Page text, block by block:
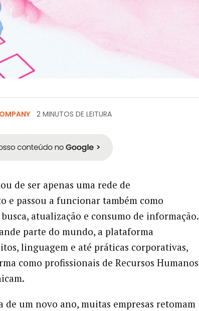
2 MINUTOS DE LEITURA
de ser apenas uma rede de
e passou a funcionar também como
atualização e consumo de informação.
parte do mundo, a plataforma
linguagem e até práticas corporativas,
como profissionais de Recursos Humanos
de um novo ano, muitas empresas retomam